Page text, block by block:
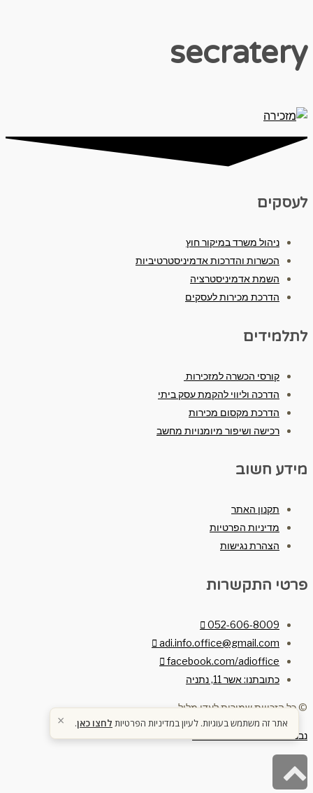
secratery
לעסקים
ניהול משרד במיקור חוץ
הכשרות והדרכות אדמיניסטרטיביות
השמת אדמיניסטרציה
הדרכת מכירות לעסקים
לתלמידים
קורסי הכשרה למזכירות
הדרכה וליווי להקמת עסק ביתי
הדרכת מקסום מכירות
רכישה ושיפור מיומנויות מחשב
מידע חשוב
תקנון האתר
מדיניות הפרטיות
הצהרת נגישות
פרטי התקשרות
052-606-8009
adi.info.office@gmail.com
facebook.com/adioffice
כתובתנו: אשר 11, נתניה
© כל הזכויות שמורות לעדי מלול
נבנה ע"י תנופה בניית אתרים
× אתר זה משתמש בעוגיות. לעיון במדיניות הפרטיות לחצו כאן.